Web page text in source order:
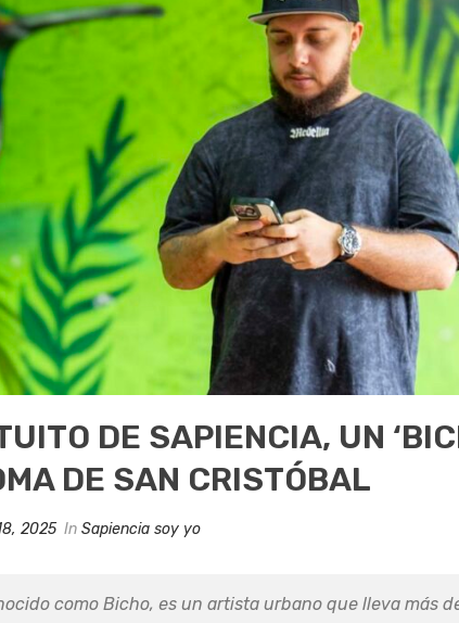
DE SAPIENCIA, UN
DE SAN CRISTÓBAL
2025 In Sapiencia soy yo
como Bicho, es un artista urbano que lleva más